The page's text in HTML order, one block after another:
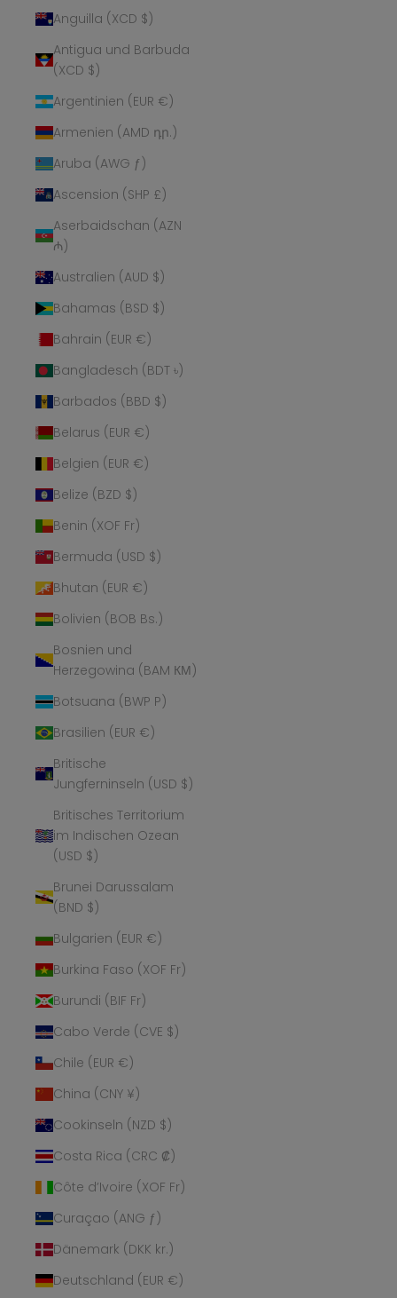
Anguilla (XCD $)
Antigua und Barbuda
(XCD $)
Argentinien (EUR €)
Armenien (AMD դր.)
Aruba (AWG ƒ)
Ascension (SHP £)
Aserbaidschan (AZN
₼)
Australien (AUD $)
Bahamas (BSD $)
Bahrain (EUR €)
Bangladesch (BDT ৳)
Barbados (BBD $)
Belarus (EUR €)
Belgien (EUR €)
Belize (BZD $)
Benin (XOF Fr)
Bermuda (USD $)
Bhutan (EUR €)
Bolivien (BOB Bs.)
Bosnien und
Herzegowina (BAM КМ)
Botsuana (BWP P)
Brasilien (EUR €)
Britische
Jungferninseln (USD $)
Britisches Territorium
im Indischen Ozean
(USD $)
Brunei Darussalam
(BND $)
Bulgarien (EUR €)
Burkina Faso (XOF Fr)
Burundi (BIF Fr)
Cabo Verde (CVE $)
Chile (EUR €)
China (CNY ¥)
Cookinseln (NZD $)
Costa Rica (CRC ₡)
Côte d’Ivoire (XOF Fr)
Curaçao (ANG ƒ)
Dänemark (DKK kr.)
Deutschland (EUR €)